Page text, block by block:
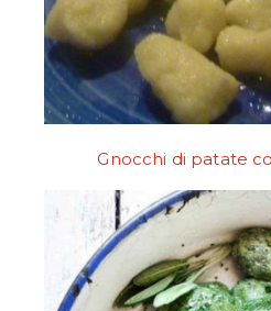
Gnocchi di patate